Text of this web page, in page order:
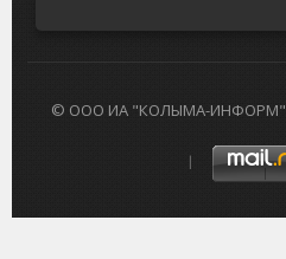
© ООО ИА "КОЛЫМА-ИНФОРМ"